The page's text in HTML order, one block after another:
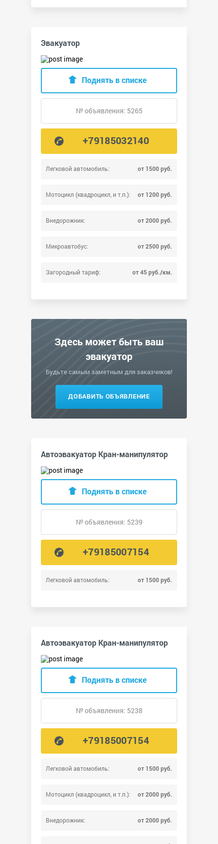
Эвакуатор
Легковой автомобиль: от 1500 руб.
Мотоцикл (квадроцикл, и т.п.): от 1200 руб.
Внедорожник: от 2000 руб.
Микроавтобус: от 2500 руб.
Загородный тариф: от 45 руб./км.
Поднять в списке
№ объявления: 5265
+79185032140
Здесь может быть ваш
эвакуатор
Будьте самым заметным для заказчиков!
ДОБАВИТЬ ОБЪЯВЛЕНИЕ
Автоэвакуатор Кран-манипулятор
Легковой автомобиль: от 1500 руб.
Поднять в списке
№ объявления: 5239
+79185007154
Автоэвакуатор Кран-манипулятор
Легковой автомобиль: от 1500 руб.
Мотоцикл (квадроцикл, и т.п.): от 2000 руб.
Внедорожник: от 2000 руб.
Поднять в списке
№ объявления: 5238
+79185007154